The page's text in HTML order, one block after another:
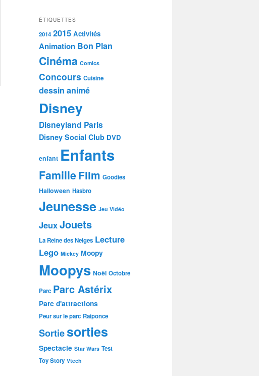
ÉTIQUETTES
2014 2015 Activités
Animation Bon Plan
Cinéma Comics
Concours Cuisine
dessin animé
Disney
Disneyland Paris
Disney Social Club DVD
enfant Enfants
FamilleFilm Goodies
Halloween Hasbro
Jeunesse Jeu Vidéo
JeuxJouets
La Reine des Neiges Lecture
Lego Mickey Moopy
Moopys Noël Octobre
Parc Parc Astérix
Parc d'attractions
Peur sur le parc Raiponce
Sortiesorties
Spectacle Star Wars Test
Toy Story Vtech